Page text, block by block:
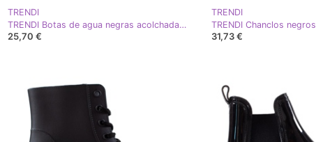
TRENDI
TRENDI Botas de agua negras acolchadas negro
25,70 €
TRENDI
TRENDI Chanclos negros
31,73 €